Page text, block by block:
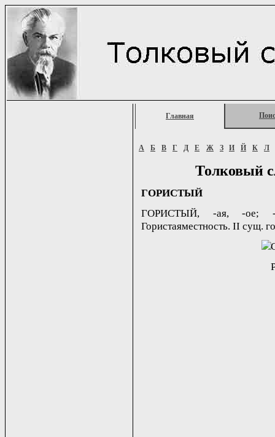
Главная
А Б В Г Д Е Ж З И Й К Л
Толковый
ГОРИСТЫЙ
ГОРИСТЫЙ, -ая, -ое; -
Гористаяместность. II сущ.